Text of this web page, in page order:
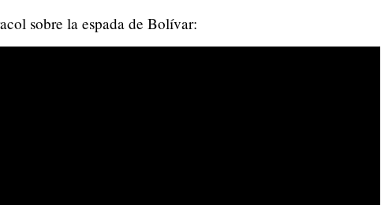
sobre la espada de Bolívar: